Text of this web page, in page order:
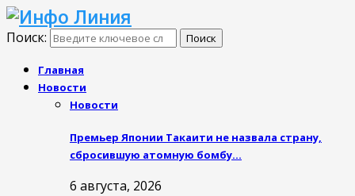
Поиск: Поиск
Главная
Новости
Новости
Премьер Японии Такаити не назвала страну,
сбросившую атомную бомбу…
6 августа, 2026